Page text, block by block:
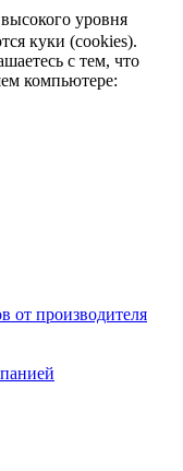
уровня
куки (cookies).
с тем, что
компьютере:
от производителя